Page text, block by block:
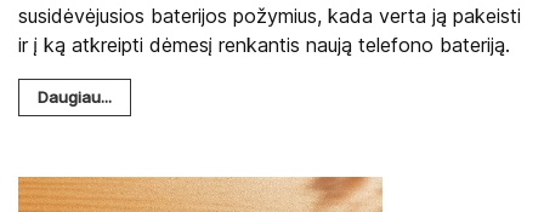
susidėvėjusios baterijos požymius, kada verta ją pakeisti
ir į ką atkreipti dėmesį renkantis naują telefono bateriją.
Daugiau...